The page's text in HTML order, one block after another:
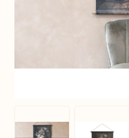
View larger image
View